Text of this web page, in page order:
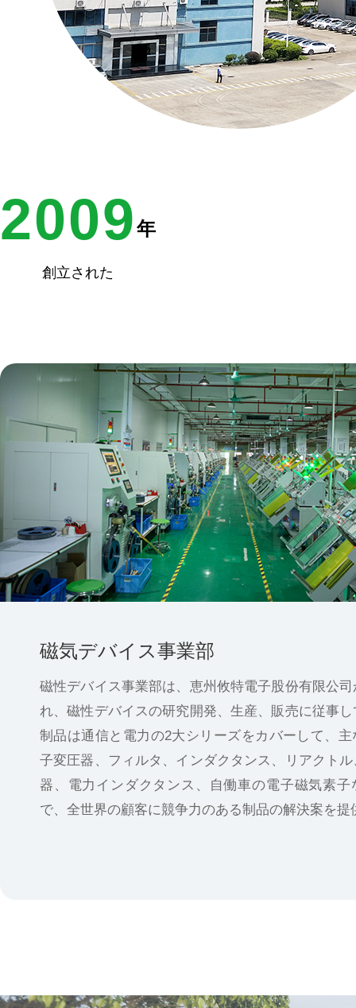
2009年
創立された
磁気デバイス事業部
磁性デバイス事業部は、恵州攸特電子股份有限公
れ、磁性デバイスの研究開発、生産、販売に従事
制品は通信と電力の2大シリーズをカバーして、主
子変圧器、フィルタ、インダクタンス、リアクト
器、電力インダクタンス、自働車の電子磁気素子
で、全世界の顧客に競争力のある制品の解決案を提